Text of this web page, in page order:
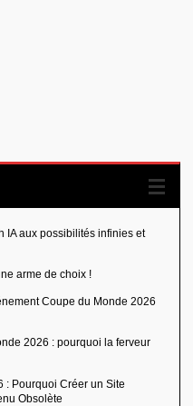
IA aux possibilités infinies et
arme de choix !
Coupe du Monde 2026
2026 : pourquoi la ferveur
: Pourquoi Créer un Site
Obsolète